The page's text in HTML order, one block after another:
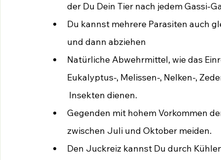
der Du Dein Tier nach jedem Gassi-
Du kannst mehrere Parasiten auch
und dann abziehen
Natürliche Abwehrmittel, wie das
Eukalyptus-, Melissen-, Nelken-,
Insekten dienen.
Gegenden mit hohem Vorkommen
zwischen Juli und Oktober meiden.
Den Juckreiz kannst Du durch